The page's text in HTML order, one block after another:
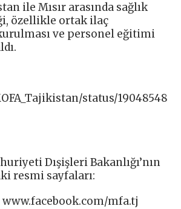
ile Mısır arasında sağlık
özellikle ortak ilaç
ve personel eğitimi
status/19048548
Dışişleri Bakanlığı’nın
resmi sayfaları:
www.facebook.com/mfa.tj​